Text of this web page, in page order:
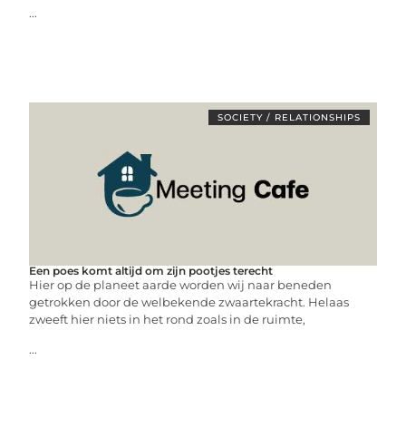
...
SOCIETY / RELATIONSHIPS
Een poes komt altijd om zijn pootjes terecht
Hier op de planeet aarde worden wij naar beneden
getrokken door de welbekende zwaartekracht. Helaas
zweeft hier niets in het rond zoals in de ruimte,
...